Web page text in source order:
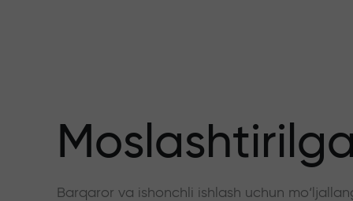
Barqaror va ishonchli ishlash uchun